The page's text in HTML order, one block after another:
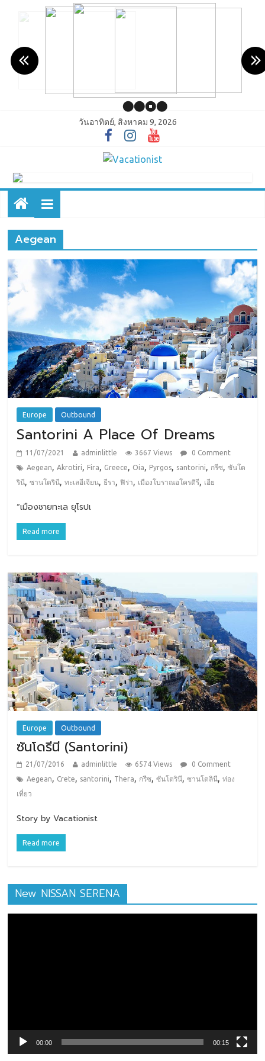
วันอาทิตย์, สิงหาคม 9, 2026
Aegean
Europe Outbound
Santorini A Place Of Dreams
11/07/2021 adminlittle 3667 Views
0 Comment
Aegean,Akrotiri, Fira, Greece, Oia, Pyrgos, santorini, กรีซ,ซันโต
รินี,ซานโตรินี,ทะเลอีเจียน,ธีรา,ฟิร่า, เมืองโบราณอโครติรี, เอีย
“เมืองชายทะเล ยุโรปเ
Read more
Europe Outbound
ซันโดรีนี (Santorini)
21/07/2016 adminlittle 6574 Views
0 Comment
Aegean, Crete, santorini, Thera, กรีซ,ซันโตรินี,ซานโตลินี,ท่อง
เที่ยว
Story by Vacationist
Read more
New NISSAN SERENA
00:00 00:15